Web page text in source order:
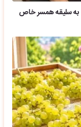
به سلیقه همسر خاص